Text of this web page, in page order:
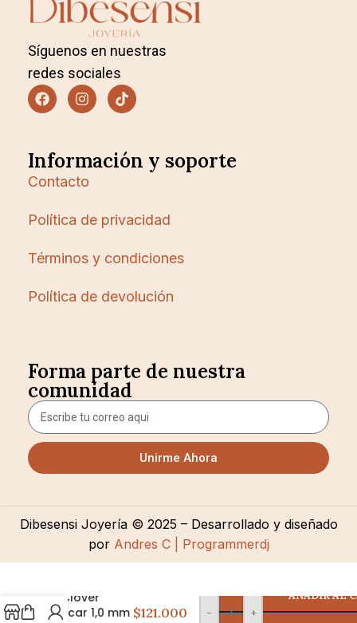
Síguenos en nuestras
redes sociales
Información y soporte
Contacto
Política de privacidad
Términos y condiciones
Política de devolución
Forma parte de nuestra
comunidad
Unirme Ahora
Dibesensi Joyería © 2025 – Desarrollado y diseñado
porAndres C | Programmerdj
P Clover
Nacar 1,0 mm $121.000 - +
AÑADIR AL